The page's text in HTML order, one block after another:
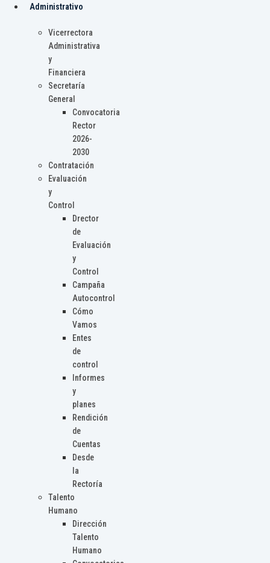
Administrativo
Vicerrectora
Administrativa
y
Financiera
Secretaría
General
Convocatoria
Rector
2026-
2030
Contratación
Evaluación
y
Control
Drector
de
Evaluación
y
Control
Campaña
Autocontrol
Cómo
Vamos
Entes
de
control
Informes
y
planes
Rendición
de
Cuentas
Desde
la
Rectoría
Talento
Humano
Dirección
Talento
Humano